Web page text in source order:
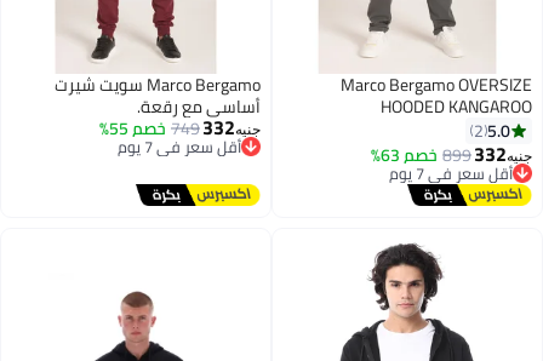
Marco Bergamo
HOODED
5.0
2
332
899خصم 63%أقل سعر في 7 يوم
توصيل مجاني
أقل سعر في 7 يوم
Marco Bergamo سويت شيرت
أساسي مع رقعة.
جنيه332
749خصم 55%أقل سعر في 7 يوم
توصيل مجاني